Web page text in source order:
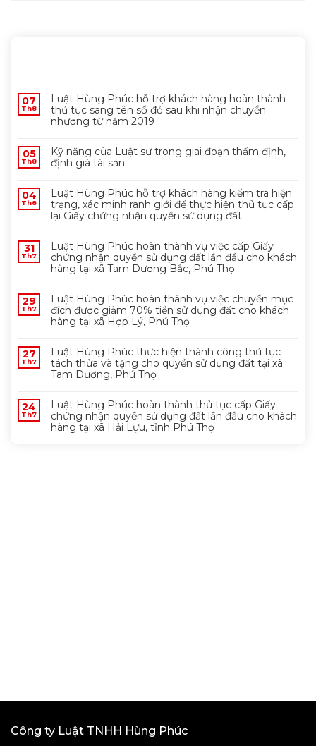
07
Th8
Luật Hùng Phúc hỗ trợ khách hàng hoàn thành
thủ tục sang tên sổ đỏ sau khi nhận chuyển
nhượng từ năm 2019
05
Th8
Kỹ năng của Luật sư trong giai đoạn thẩm định,
định giá tài sản
04
Th8
Luật Hùng Phúc hỗ trợ khách hàng kiểm tra hiện
trạng, xác minh ranh giới để thực hiện thủ tục cấp
lại Giấy chứng nhận quyền sử dụng đất
31
Th7
Luật Hùng Phúc hoàn thành vụ việc cấp Giấy
chứng nhận quyền sử dụng đất lần đầu cho khách
hàng tại xã Tam Dương Bắc, Phú Thọ
29
Th7
Luật Hùng Phúc hoàn thành vụ việc chuyển mục
đích được giảm 70% tiền sử dụng đất cho khách
hàng tại xã Hợp Lý, Phú Thọ
27
Th7
Luật Hùng Phúc thực hiện thành công thủ tục
tách thửa và tặng cho quyền sử dụng đất tại xã
Tam Dương, Phú Thọ
24
Th7
Luật Hùng Phúc hoàn thành thủ tục cấp Giấy
chứng nhận quyền sử dụng đất lần đầu cho khách
hàng tại xã Hải Lựu, tỉnh Phú Thọ
Công ty Luật TNHH Hùng Phúc